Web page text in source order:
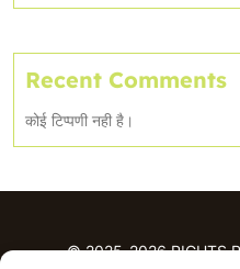
Recent Comments
कोई टिप्पणी नही है।
© 2025-2026 RIGHTS